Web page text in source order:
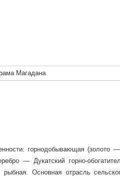
горнодобывающая (золото
— Дукатский горно-
Основная отрасль